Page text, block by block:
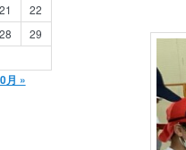
21
22
28 29
月 »